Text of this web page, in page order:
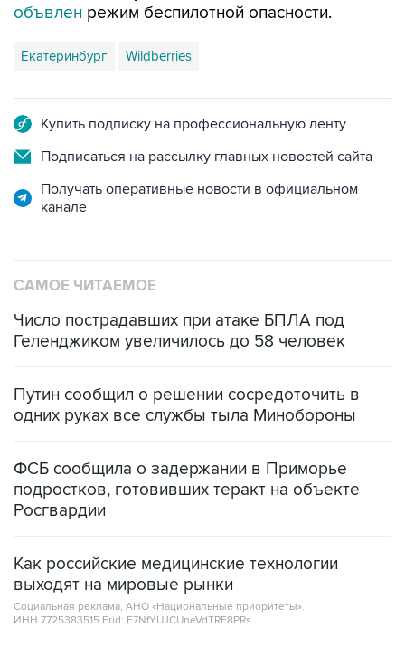
Екатеринбург Wildberries
Подписаться на рассылку главных новостей сайта
Получать оперативные новости в официальном
Число пострадавших при атаке БПЛА под
Путин сообщил о решении сосредоточить в
ФСБ сообщила о задержании в Приморье
Росгвардии
Как российские медицинские технологии
Социальная реклама, АНО «Национальные приоритеты».
ИНН 7725383515 Erid: F7NfYUJCUneVdTRF8PRs